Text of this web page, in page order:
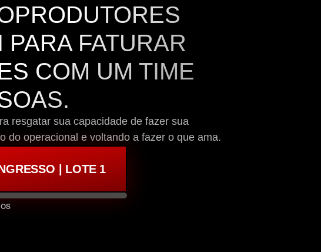
PARA FATURAR
COM UM TIME
resgatar sua capacidade de fazer sua
do operacional e voltando a fazer o que ama.
| LOTE 1